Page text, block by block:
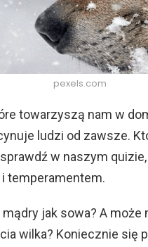
pexels.com
towarzyszą nam w
ludzi od zawsze.
w naszym
temperamentem.
jak sowa? A
wilka? Koniecznie się